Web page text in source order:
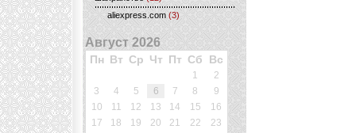
aliexpress.com (3)
Август 2026
Пн Вт Ср Чт Пт Сб Вс
1
2
3
4 5 6 7 8
9
10
11 12 13 14 15
16
17
18 19 20 21 22
23